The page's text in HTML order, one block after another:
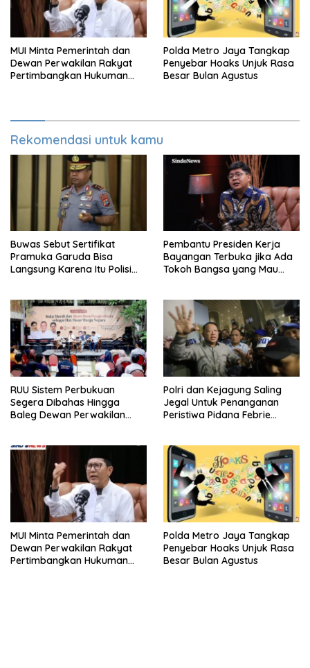
MUI Minta Pemerintah dan
Dewan Perwakilan Rakyat
Pertimbangkan Hukuman
Polda Metro Jaya Tangkap
Penyebar Hoaks Unjuk Rasa
Besar Bulan Agustus
Rekomendasi untuk kamu
Buwas Sebut Sertifikat
Pramuka Garuda Bisa
Langsung Karena Itu Polisi
Pembantu Presiden Kerja
Bayangan Terbuka jika Ada
Tokoh Bangsa yang Mau
RUU Sistem Perbukuan
Segera Dibahas Hingga
Baleg Dewan Perwakilan
Polri dan Kejagung Saling
Jegal Untuk Penanganan
Peristiwa Pidana Febrie
MUI Minta Pemerintah dan
Dewan Perwakilan Rakyat
Pertimbangkan Hukuman
Polda Metro Jaya Tangkap
Penyebar Hoaks Unjuk Rasa
Besar Bulan Agustus